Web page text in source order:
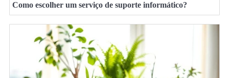
Como escolher um serviço de suporte informático?